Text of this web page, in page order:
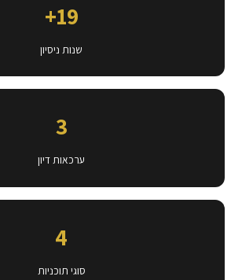
19+
שנות ניסיון
3
ערכאות דיון
4
סוגי תוכניות